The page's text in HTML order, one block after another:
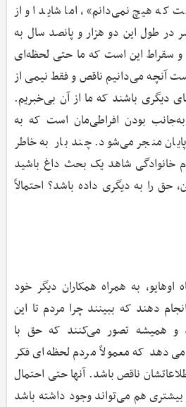
هیچ نمی‌دانم»، اما شاید او از
در طول این دو هزار و پانصد سال به
سقراط این است که ما حتی لحظه‌ای
آنچه می‌دانیم ناقص و فقط نیمی از
دیگری باشند که ما از آن بی‌خبریم.
بودن افراطی‌مان است که به
منجر می‌شود. چند بار به خاطر
خانوادگی شاهد یک بحث داغ باشید
حق را به دیگری داده باشد؟ احتمالاً
اوهایو، به همراه همکاران دیگر خود
دهند که ببینند چرا مردم تا این
و همیشه تصور می‌کنند که حق با
می‌دهد که معمولاً مردم لحظه‌ای فکر
ناقص باشد. آنها حتی احتمال
هم می‌تواند وجود داشته باشد